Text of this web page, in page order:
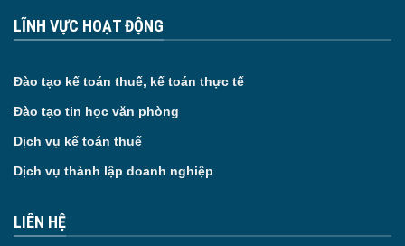
LĨNH VỰC HOẠT ĐỘNG
Đào tạo kế toán thuế, kế toán thực tế
Đào tạo tin học văn phòng
Dịch vụ kế toán thuế
Dịch vụ thành lập doanh nghiệp
LIÊN HỆ